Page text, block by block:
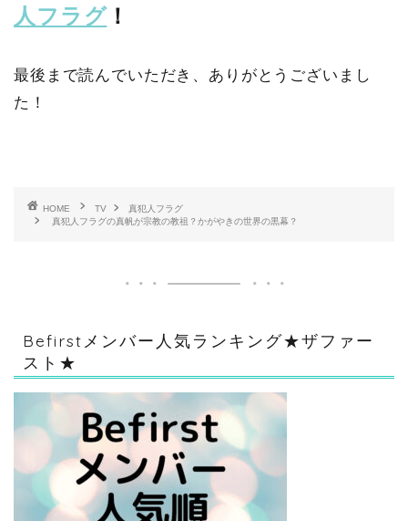
人フラグ！
最後まで読んでいただき、ありがとうございまし
た！
HOME TV
真犯人フラグ
真犯人フラグの真帆が宗教の教祖？かがやきの世界の黒幕？
Befirstメンバー人気ランキング★ザファー
スト★